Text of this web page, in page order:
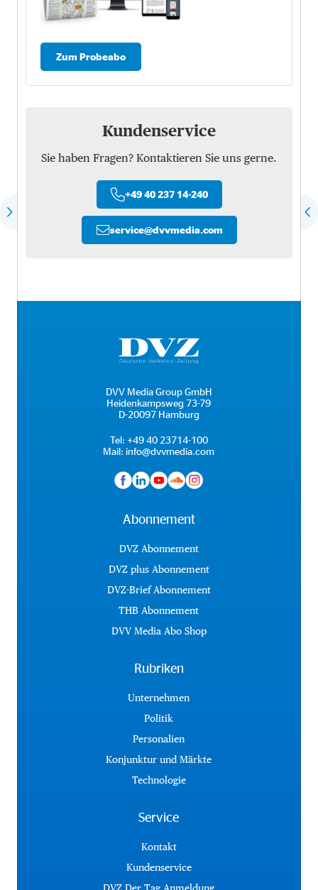
Zum Probeabo
Kundenservice
Sie haben Fragen? Kontaktieren Sie uns gerne.
+49 40 237 14-240
service@dvvmedia.com
DVV Media Group GmbH
Heidenkampsweg 73-79
D-20097 Hamburg
Tel: +49 40 23714-100
Mail: info@dvvmedia.com
Abonnement
DVZ Abonnement
DVZ plus Abonnement
DVZ-Brief Abonnement
THB Abonnement
DVV Media Abo Shop
Rubriken
Unternehmen
Politik
Personalien
Konjunktur und Märkte
Technologie
Service
Kontakt
Kundenservice